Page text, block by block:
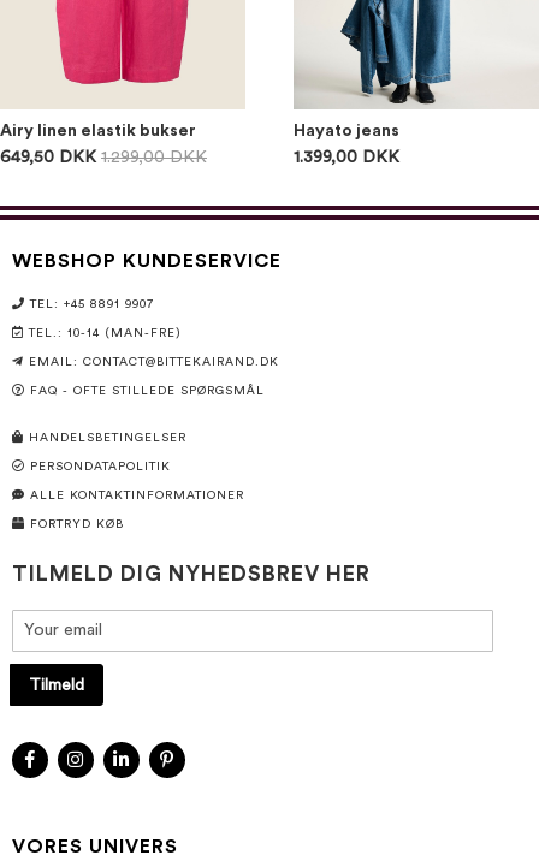
Airy linen elastik bukser
649,50 DKK 1.299,00 DKK
Hayato jeans
1.399,00 DKK
WEBSHOP KUNDESERVICE
TEL: +45 8891 9907
TEL.: 10-14 (MAN-FRE)
EMAIL: CONTACT@BITTEKAIRAND.DK
FAQ - OFTE STILLEDE SPØRGSMÅL
HANDELSBETINGELSER
PERSONDATAPOLITIK
ALLE KONTAKTINFORMATIONER
FORTRYD KØB
TILMELD DIG NYHEDSBREV HER
Tilmeld
VORES UNIVERS